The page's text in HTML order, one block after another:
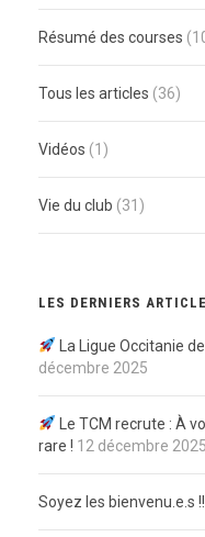
Résumé des courses
Tous les articles (36)
Vidéos (1)
Vie du club (31)
LES DERNIERS
La Ligue Occitanie
décembre 2025
Le TCM recrute : À
rare ! 12 décembre 2025
Soyez les bienvenu.e.s !!